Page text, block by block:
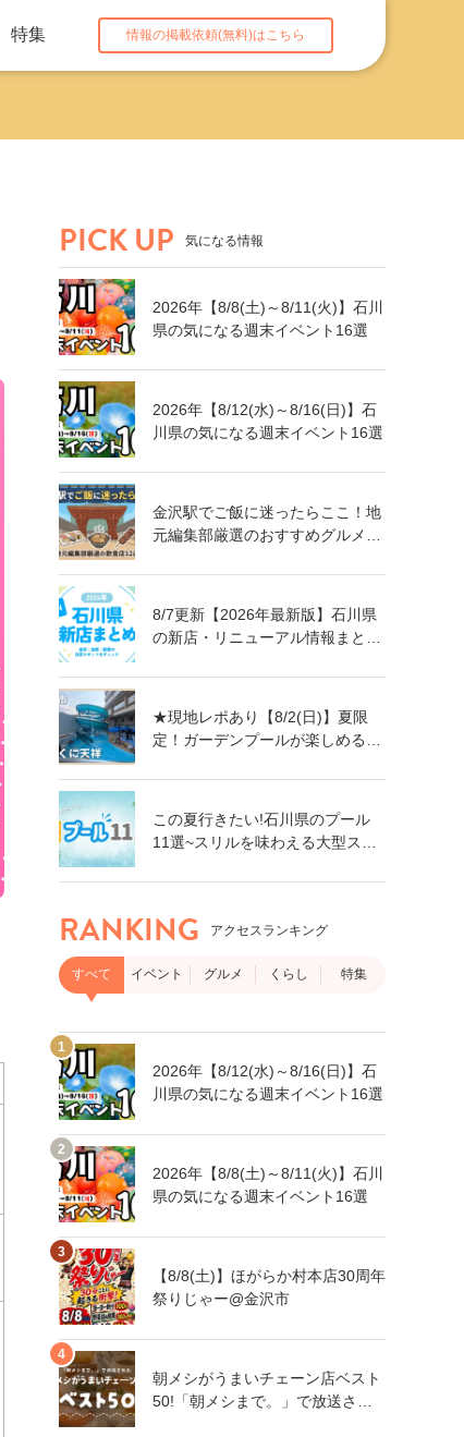
特集 情報の掲載依頼(無料)はこちら
PICK UP 気になる情報
2026年【8/8(土)～8/11(火)】石川
県の気になる週末イベント16選
2026年【8/12(水)～8/16(日)】石
川県の気になる週末イベント16選
金沢駅でご飯に迷ったらここ！地
元編集部厳選のおすすめグルメ・
応】
8/7更新【2026年最新版】石川県
の新店・リニューアル情報まとめ
トをチェック！
★現地レポあり【8/2(日)】夏限
定！ガーデンプールが楽しめる親
@加賀市
この夏行きたい!石川県のプール
11選~スリルを味わえる大型スラ
プールも!~
RANKING アクセスランキング
すべて イベント グルメ くらし 特集
2026年【8/12(水)～8/16(日)】石
川県の気になる週末イベント16選
2026年【8/8(土)～8/11(火)】石川
県の気になる週末イベント16選
【8/8(土)】ほがらか村本店30周年
祭りじゃー@金沢市
朝メシがうまいチェーン店ベスト
50!「朝メシまで。」で放送され